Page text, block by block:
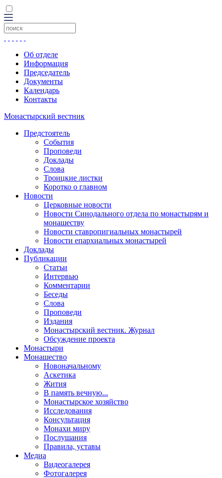
Об отделе
Информация
Председатель
Документы
Календарь
Контакты
Монастырский вестник
Предстоятель
События
Проповеди
Доклады
Слова
Троицкие листки
Коротко о главном
Новости
Церковные новости
Новости Синодального отдела по монастырям и
монашеству
Новости ставропигиальных монастырей
Новости епархиальных монастырей
Доклады
Публикации
Статьи
Интервью
Комментарии
Беседы
Слова
Проповеди
Издания
Монастырский вестник. Журнал
Обсуждение проекта
Монастыри
Монашество
Новоначальному
Аскетика
Жития
В память вечную...
Монастырское хозяйство
Исследования
Консультация
Монахи миру
Послушания
Правила, уставы
Медиа
Видеогалерея
Фотогалерея